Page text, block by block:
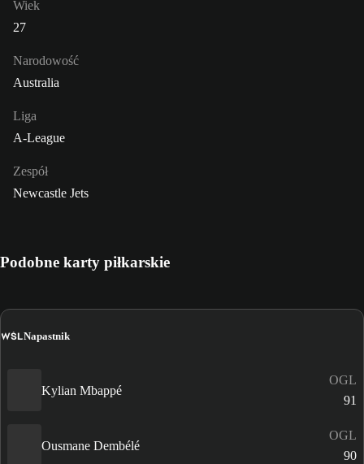
Wiek
27
Narodowość
Australia
Liga
A-League
Zespół
Newcastle Jets
Podobne karty piłkarskie
WŚLNapastnik
Kylian Mbappé
OGL
91
Ousmane Dembélé
OGL
90